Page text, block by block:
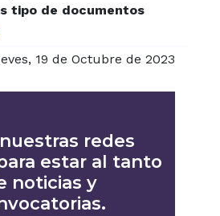
tipo de documentos
19 de Octubre de 2023
redes
estar al tanto
noticias y